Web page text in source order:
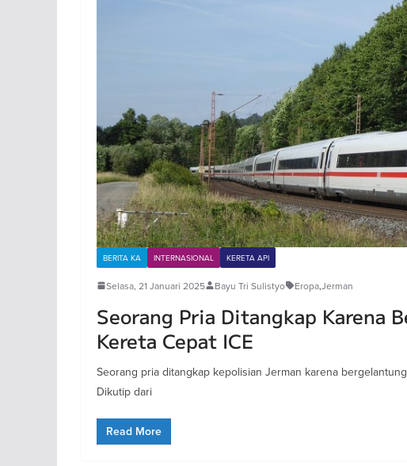
BERITA KA INTERNASIONAL KERETA API
Selasa, 21 Januari 2025 Bayu Tri Sulistyo Eropa,Jerman
Seorang Pria Ditangkap Karena
Kereta Cepat ICE
Seorang pria ditangkap kepolisian Jerman karena
Dikutip dari
Read More